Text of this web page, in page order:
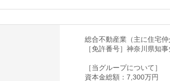
総合不動産業（主に住宅仲
［免許番号］神奈川県知
［当グループについて］
資本金総額：7,300万円